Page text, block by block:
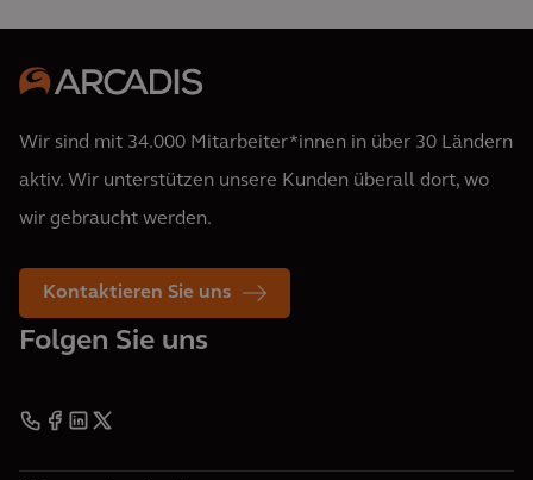
Wir sind mit 34.000 Mitarbeiter*innen in über 30 Ländern
aktiv. Wir unterstützen unsere Kunden überall dort, wo
wir gebraucht werden.
Kontaktieren Sie uns
Folgen Sie uns